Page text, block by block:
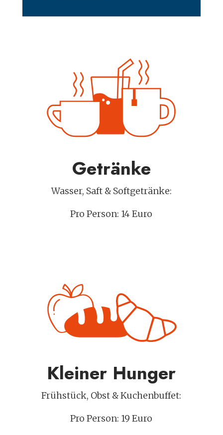
Getränke
Wasser, Saft & Softgetränke:
Pro Person: 14 Euro
Kleiner Hunger
Frühstück, Obst & Kuchenbuffet:
Pro Person: 19 Euro